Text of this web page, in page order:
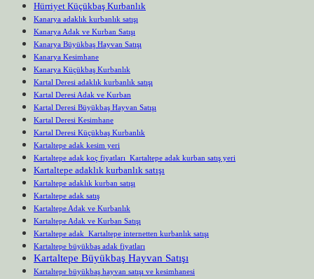
Hürriyet Küçükbaş Kurbanlık
Kanarya adaklık kurbanlık satışı
Kanarya Adak ve Kurban Satışı
Kanarya Büyükbaş Hayvan Satışı
Kanarya Kesimhane
Kanarya Küçükbaş Kurbanlık
Kartal Deresi adaklık kurbanlık satışı
Kartal Deresi Adak ve Kurban
Kartal Deresi Büyükbaş Hayvan Satışı
Kartal Deresi Kesimhane
Kartal Deresi Küçükbaş Kurbanlık
Kartaltepe adak kesim yeri
Kartaltepe adak koç fiyatları Kartaltepe adak kurban satış yeri
Kartaltepe adaklık kurbanlık satışı
Kartaltepe adaklık kurban satışı
Kartaltepe adak satış
Kartaltepe Adak ve Kurbanlık
Kartaltepe Adak ve Kurban Satışı
Kartaltepe adak Kartaltepe internetten kurbanlık satışı
Kartaltepe büyükbaş adak fiyatları
Kartaltepe Büyükbaş Hayvan Satışı
Kartaltepe büyükbaş hayvan satışı ve kesimhanesi